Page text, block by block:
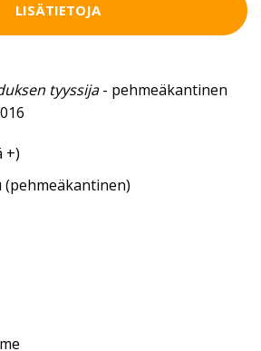
LISÄTIETOJA
tyyssija- pehmeäkantinen
+)
(pehmeäkantinen)